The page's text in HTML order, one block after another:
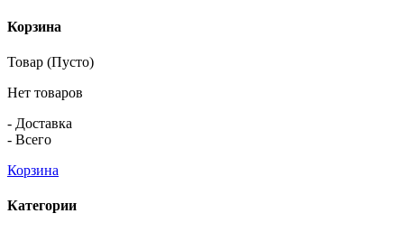
Корзина
Товар (Пусто)
Нет товаров
- Доставка
- Всего
Корзина
Категории